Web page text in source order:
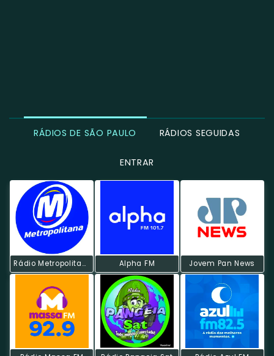
RÁDIOS DE SÃO PAULO RÁDIOS SEGUIDAS
ENTRAR
Rádio Metropolitana POP Alpha FM Jovem Pan News